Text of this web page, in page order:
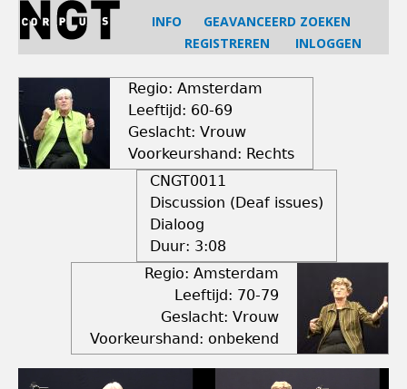
Jump
navigation
INFO
GEAVANCEERD ZOEKEN
REGISTREREN
INLOGGEN
to
top
Regio: Amsterdam
Leeftijd: 60-69
Geslacht: Vrouw
Voorkeurshand: Rechts
CNGT0011
Discussion (Deaf issues)
Dialoog
Duur: 3:08
Regio: Amsterdam
Leeftijd: 70-79
Geslacht: Vrouw
Voorkeurshand: onbekend